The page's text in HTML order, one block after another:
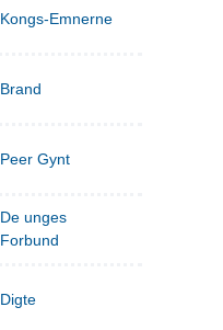
Kongs-Emnerne
Brand
Peer Gynt
De unges
Forbund
Digte